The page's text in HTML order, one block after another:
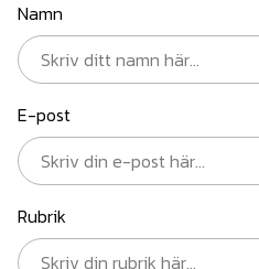
Namn
E-post
Rubrik